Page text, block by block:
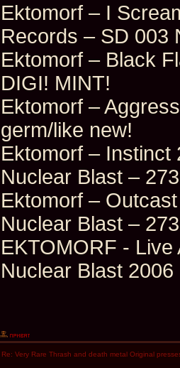
Ektomorf ‎– I
Records ‎– SD 003
Ektomorf ‎– Black
DIGI! MINT!
Ektomorf ‎–
germ/like new!
Ektomorf ‎– Instinct
Nuclear Blast ‎–
Ektomorf ‎–
Nuclear Blast ‎–
EKTOMORF -
Nuclear Blast
Re: Very Rare Thrash and death metal Original